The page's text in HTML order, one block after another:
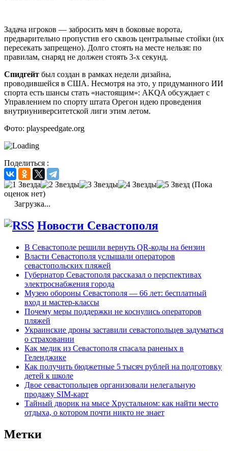
Задача игроков — забросить мяч в боковые ворота,
предварительно пропустив его сквозь центральные стойки (их
пересекать запрещено). Долго стоять на месте нельзя: по
правилам, снаряд не должен стоять 3-х секунд.
Спидгейт был создан в рамках недели дизайна,
проводившейся в США. Несмотря на это, у придуманного ИИ
спорта есть шансы стать «настоящим»: AKQA обсуждает с
Управлением по спорту штата Орегон идею проведения
внутриуниверситетской лиги этим летом.
Фото: playspeedgate.org
Поделиться :
(Пока
оценок нет)
Загрузка...
Новости Севастополя
В Севастополе решили вернуть QR-коды на бензин
Власти Севастополя услышали операторов
севастопольских пляжей
Губернатор Севастополя рассказал о перспективах
электроснабжения города
Музею обороны Севастополя — 66 лет: бесплатный
вход и мастер-классы
Почему меры поддержки не коснулись операторов
пляжей
Украинские дроны заставили севастопольцев задуматься
о страховании
Как медик из Севастополя спасала раненых в
Геленджике
Как получить бюджетные 5 тысяч рублей на подготовку
детей к школе
Двое севастопольцев организовали нелегальную
продажу SIM-карт
Тайный дворик на мысе Хрустальном: как найти место
отдыха, о котором почти никто не знает
Метки